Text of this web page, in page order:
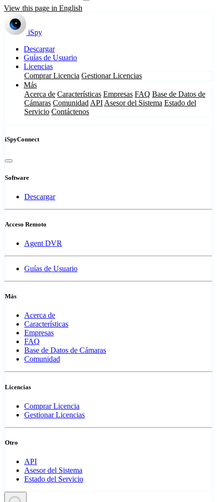
View this page in English
iSpy
Descargar
Guías de Usuario
Licencias
Comprar Licencia Gestionar Licencias
Más
Acerca de Características Empresas FAQ Base de Datos de
Cámaras Comunidad API Asesor del Sistema Estado del
Servicio Contáctenos
iSpyConnect
Software
Descargar
Acceso Remoto
Agent DVR
Guías de Usuario
Más
Acerca de
Características
Empresas
FAQ
Base de Datos de Cámaras
Comunidad
Licencias
Comprar Licencia
Gestionar Licencias
Otro
API
Asesor del Sistema
Estado del Servicio